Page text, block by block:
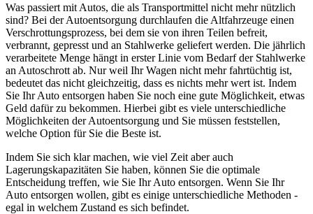
Was passiert mit Autos, die als Transportmittel nicht mehr nützlich
sind? Bei der Autoentsorgung durchlaufen die Altfahrzeuge einen
Verschrottungsprozess, bei dem sie von ihren Teilen befreit,
verbrannt, gepresst und an Stahlwerke geliefert werden. Die jährlich
verarbeitete Menge hängt in erster Linie vom Bedarf der Stahlwerke
an Autoschrott ab. Nur weil Ihr Wagen nicht mehr fahrtüchtig ist,
bedeutet das nicht gleichzeitig, dass es nichts mehr wert ist. Indem
Sie Ihr Auto entsorgen haben Sie noch eine gute Möglichkeit, etwas
Geld dafür zu bekommen. Hierbei gibt es viele unterschiedliche
Möglichkeiten der Autoentsorgung und Sie müssen feststellen,
welche Option für Sie die Beste ist.
Indem Sie sich klar machen, wie viel Zeit aber auch
Lagerungskapazitäten Sie haben, können Sie die optimale
Entscheidung treffen, wie Sie Ihr Auto entsorgen. Wenn Sie Ihr
Auto entsorgen wollen, gibt es einige unterschiedliche Methoden -
egal in welchem Zustand es sich befindet.